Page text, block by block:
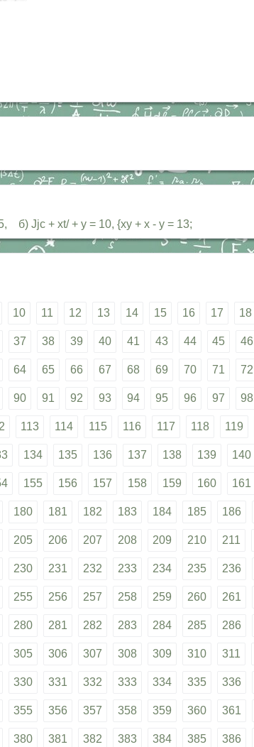
б) Jjc + xt/ + у = 10, {ху + х - у = 13;
10 11 12 13 14 15 16 17 18
37 38 39 40 41 43 44 45 46
64 65 66 67 68 69 70 71 72
90 91 92 93 94 95 96 97 98
113 114 115 116 117 118 119
134 135 136 137 138 139 140
155 156 157 158 159 160 161
180 181 182 183 184 185 186
205 206 207 208 209 210 211
230 231 232 233 234 235 236
255 256 257 258 259 260 261
280 281 282 283 284 285 286
305 306 307 308 309 310 311
330 331 332 333 334 335 336
355 356 357 358 359 360 361
380 381 382 383 384 385 386